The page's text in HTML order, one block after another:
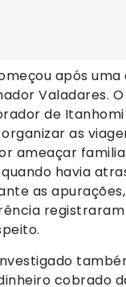
após
Valadares.
de
as
ameaçar
havia
as
cobrado